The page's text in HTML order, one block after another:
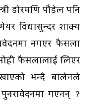
डोरमणि पौडेल पनि
विद्यासुन्दर शाक्य
नगएर फैसला
फैसलालाई लिएर
भन्दै बालेनले
गएनन् ?